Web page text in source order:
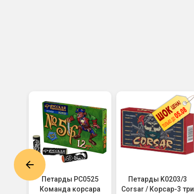
Петарды РС0525
Команда корсара
Петарды K0203/3
Corsar / Корсар-3 три